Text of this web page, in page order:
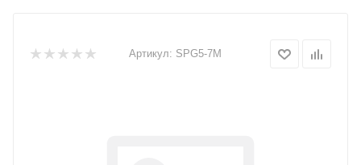
Артикул: SPG5-7M